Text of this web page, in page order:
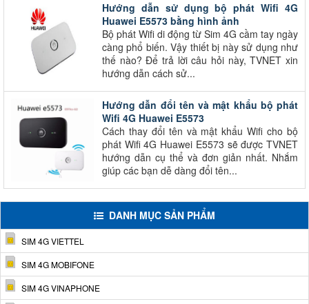
Hướng dẫn sử dụng bộ phát Wifi 4G
Huawei E5573 bằng hình ảnh
Bộ phát Wifi di động từ Sim 4G cầm tay ngày
càng phổ biến. Vậy thiết bị này sử dụng như
thế nào? Để trả lời câu hỏi này, TVNET xin
hướng dẫn cách sử...
Hướng dẫn đổi tên và mật khẩu bộ phát
Wifi 4G Huawei E5573
Cách thay đổi tên và mật khẩu Wifi cho bộ
phát Wifi 4G Huawei E5573 sẽ được TVNET
hướng dẫn cụ thể và đơn giản nhất. Nhắm
giúp các bạn dễ dàng đổi tên...
DANH MỤC SẢN PHẨM
SIM 4G VIETTEL
SIM 4G MOBIFONE
SIM 4G VINAPHONE